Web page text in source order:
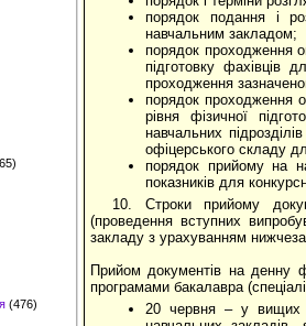
(476)
порядок подання і
навчальним закладом;
порядок проходження
підготовку фахівців
проходження
порядок проходження
рівня фізичної
навчальних
офіцерського складу
порядок прийому на
показників для
10. Строки прийому
(проведення вступних
закладу з урахуванням
Прийом документів на денну
програмами бакалавра
20 червня – у вищих